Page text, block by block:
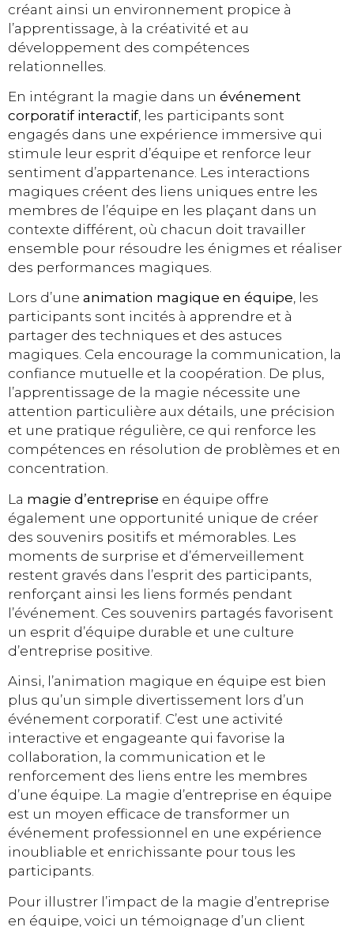
créant ainsi un environnement propice à
l’apprentissage, à la créativité et au
développement des compétences
relationnelles.
En intégrant la magie dans un événement
corporatif interactif, les participants sont
engagés dans une expérience immersive qui
stimule leur esprit d’équipe et renforce leur
sentiment d’appartenance. Les interactions
magiques créent des liens uniques entre les
membres de l’équipe en les plaçant dans un
contexte différent, où chacun doit travailler
ensemble pour résoudre les énigmes et réaliser
des performances magiques.
Lors d’une animation magique en équipe, les
participants sont incités à apprendre et à
partager des techniques et des astuces
magiques. Cela encourage la communication, la
confiance mutuelle et la coopération. De plus,
l’apprentissage de la magie nécessite une
attention particulière aux détails, une précision
et une pratique régulière, ce qui renforce les
compétences en résolution de problèmes et en
concentration.
La magie d’entreprise en équipe offre
également une opportunité unique de créer
des souvenirs positifs et mémorables. Les
moments de surprise et d’émerveillement
restent gravés dans l’esprit des participants,
renforçant ainsi les liens formés pendant
l’événement. Ces souvenirs partagés favorisent
un esprit d’équipe durable et une culture
d’entreprise positive.
Ainsi, l’animation magique en équipe est bien
plus qu’un simple divertissement lors d’un
événement corporatif. C’est une activité
interactive et engageante qui favorise la
collaboration, la communication et le
renforcement des liens entre les membres
d’une équipe. La magie d’entreprise en équipe
est un moyen efficace de transformer un
événement professionnel en une expérience
inoubliable et enrichissante pour tous les
participants.
Pour illustrer l’impact de la magie d’entreprise
en équipe, voici un témoignage d’un client